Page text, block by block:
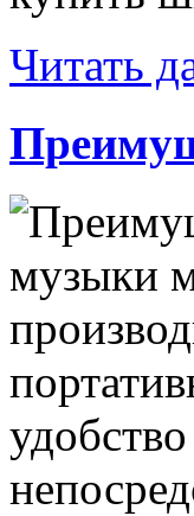
Читать
музыки